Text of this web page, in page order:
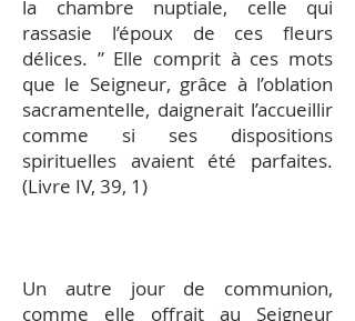
la chambre nuptiale, celle qui
rassasie l’époux de ces fleurs
délices. ” Elle comprit à ces mots
que le Seigneur, grâce à l’oblation
sacramentelle, daignerait l’accueillir
comme si ses dispositions
spirituelles avaient été parfaites.
(Livre IV, 39, 1)
Un autre jour de communion,
comme elle offrait au Seigneur